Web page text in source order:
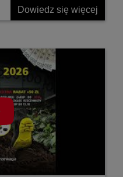
Dowiedz się więcej